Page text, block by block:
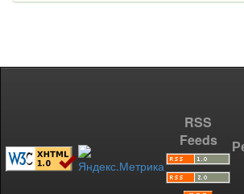
RSS
Feeds